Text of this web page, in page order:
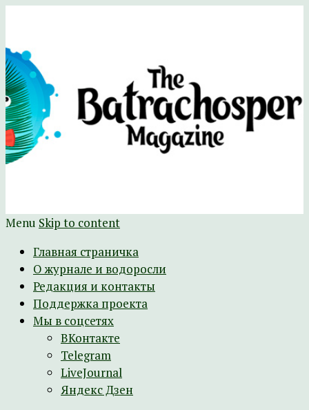
The Batrachospermum Magazine
Батрахоспермум (официальный сайт)
Menu Skip to content
Главная страничка
О журнале и водоросли
Редакция и контакты
Поддержка проекта
Мы в соцсетях
ВКонтакте
Telegram
LiveJournal
Яндекс Дзен